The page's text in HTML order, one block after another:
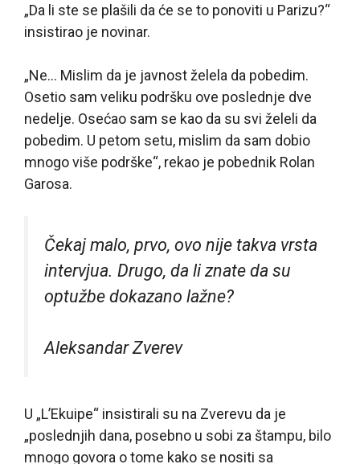
„Da li ste se plašili da će se to ponoviti u Parizu?“
insistirao je novinar.
„Ne… Mislim da je javnost želela da pobedim.
Osetio sam veliku podršku ove poslednje dve
nedelje. Osećao sam se kao da su svi želeli da
pobedim. U petom setu, mislim da sam dobio
mnogo više podrške“, rekao je pobednik Rolan
Garosa.
Čekaj malo, prvo, ovo nije takva vrsta
intervjua. Drugo, da li znate da su
optužbe dokazano lažne?
Aleksandar Zverev
U „L’Ekuipe“ insistirali su na Zverevu da je
„poslednjih dana, posebno u sobi za štampu, bilo
mnogo govora o tome kako se nositi sa